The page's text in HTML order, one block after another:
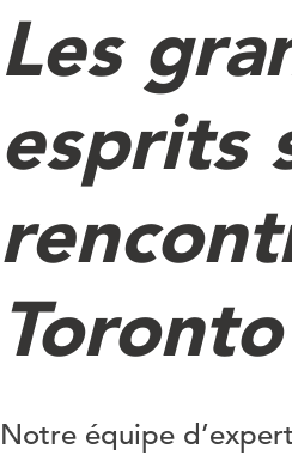
Les
esprits
Toronto
Notre équipe